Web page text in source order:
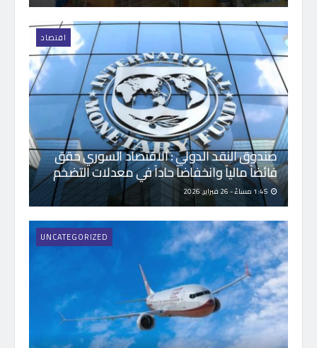
اقتصاد
صندوق النقد الدولي : الاقتصاد السوري حقق
فائضاً مالياً وانخفاضاً حاداً في معدلات التضخم
UNCATEGORIZED